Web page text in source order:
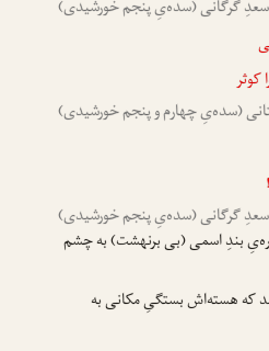
گرگانی (سده‌یِ پنجم خورشیدی)
(سده‌یِ چهارم و پنجم خورشیدی)
گرگانی (سده‌یِ پنجم خورشیدی)
بندِ اسمی (بی برنهشت) به چشم
که هسته‌اش بستگیِ مکانی به